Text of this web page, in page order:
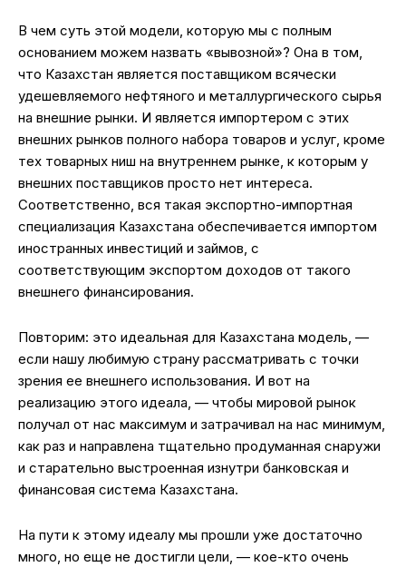
В чем суть этой модели, которую мы с полным
основанием можем назвать «вывозной»? Она в том,
что Казахстан является поставщиком всячески
удешевляемого нефтяного и металлургического сырья
на внешние рынки. И является импортером с этих
внешних рынков полного набора товаров и услуг, кроме
тех товарных ниш на внутреннем рынке, к которым у
внешних поставщиков просто нет интереса.
Соответственно, вся такая экспортно-импортная
специализация Казахстана обеспечивается импортом
иностранных инвестиций и займов, с
соответствующим экспортом доходов от такого
внешнего финансирования.
Повторим: это идеальная для Казахстана модель, —
если нашу любимую страну рассматривать с точки
зрения ее внешнего использования. И вот на
реализацию этого идеала, — чтобы мировой рынок
получал от нас максимум и затрачивал на нас минимум,
как раз и направлена тщательно продуманная снаружи
и старательно выстроенная изнутри банковская и
финансовая система Казахстана.
На пути к этому идеалу мы прошли уже достаточно
много, но еще не достигли цели, — кое-кто очень